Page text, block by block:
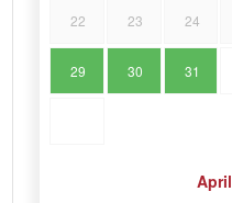
22 23 24
29 30 31
April